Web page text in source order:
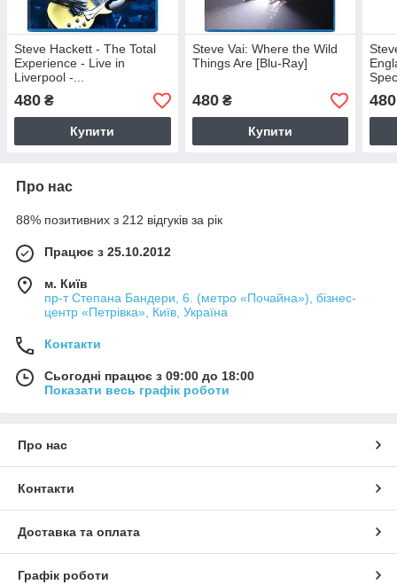
Steve Hackett - The Total
Experience - Live in
Liverpool -...
480 ₴
Купити
Steve Vai: Where the Wild
Things Are [Blu-Ray]
480₴
Купити
480
Про нас
88% позитивних з 212 відгуків за рік
Працює з 25.10.2012
м. Київ
пр-т Степана Бандери, 6. (метро «Почайна»), бізнес-
центр «Петрівка», Київ, Україна
Контакти
Сьогодні працює з 09:00 до 18:00
Показати весь графік роботи
Про нас
Контакти
Доставка та оплата
Графік роботи